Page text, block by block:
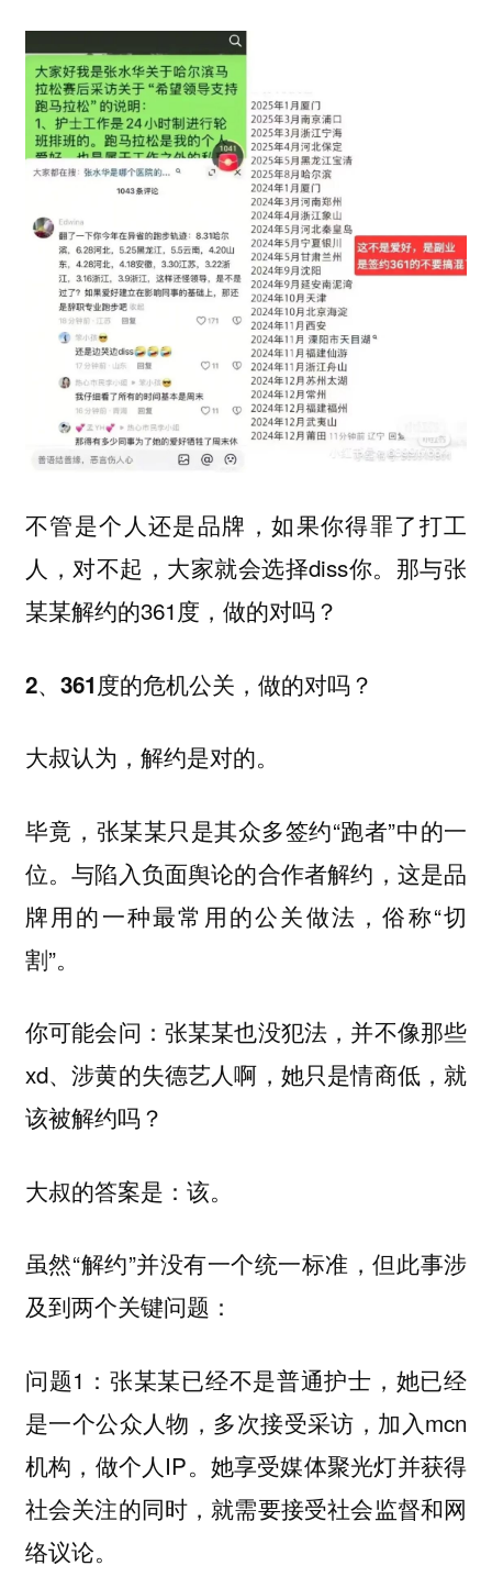
不管是个人还是品牌，如果你得罪了打工
人，对不起，大家就会选择diss你。那与张
某某解约的361度，做的对吗？
2、361度的危机公关，做的对吗？
大叔认为，解约是对的。
毕竟，张某某只是其众多签约“跑者”中的一
位。与陷入负面舆论的合作者解约，这是品
牌用的一种最常用的公关做法，俗称“切
割”。
你可能会问：张某某也没犯法，并不像那些
xd、涉黄的失德艺人啊，她只是情商低，就
该被解约吗？
大叔的答案是：该。
虽然“解约”并没有一个统一标准，但此事涉
及到两个关键问题：
问题1：张某某已经不是普通护士，她已经
是一个公众人物，多次接受采访，加入mcn
机构，做个人IP。她享受媒体聚光灯并获得
社会关注的同时，就需要接受社会监督和网
络议论。